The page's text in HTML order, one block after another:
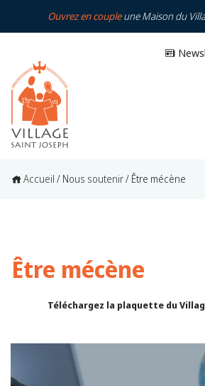
Ouvrez en coupleune Maison du
Accueil / Nous soutenir/ Être mécène
Être mécène
Téléchargez la plaquette du